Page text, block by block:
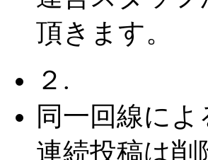
頂きます。
２.
同一回線に
連続投稿は